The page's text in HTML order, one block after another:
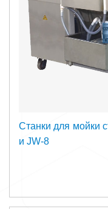
Станки для мойки
и JW-8